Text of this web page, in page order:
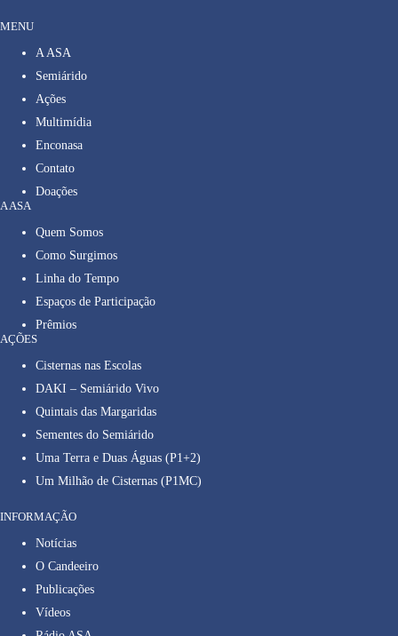
MENU
A ASA
Semiárido
Ações
Multimídia
Enconasa
Contato
Doações
A ASA
Quem Somos
Como Surgimos
Linha do Tempo
Espaços de Participação
Prêmios
AÇÕES
Cisternas nas Escolas
DAKI – Semiárido Vivo
Quintais das Margaridas
Sementes do Semiárido
Uma Terra e Duas Águas (P1+2)
Um Milhão de Cisternas (P1MC)
INFORMAÇÃO
Notícias
O Candeeiro
Publicações
Vídeos